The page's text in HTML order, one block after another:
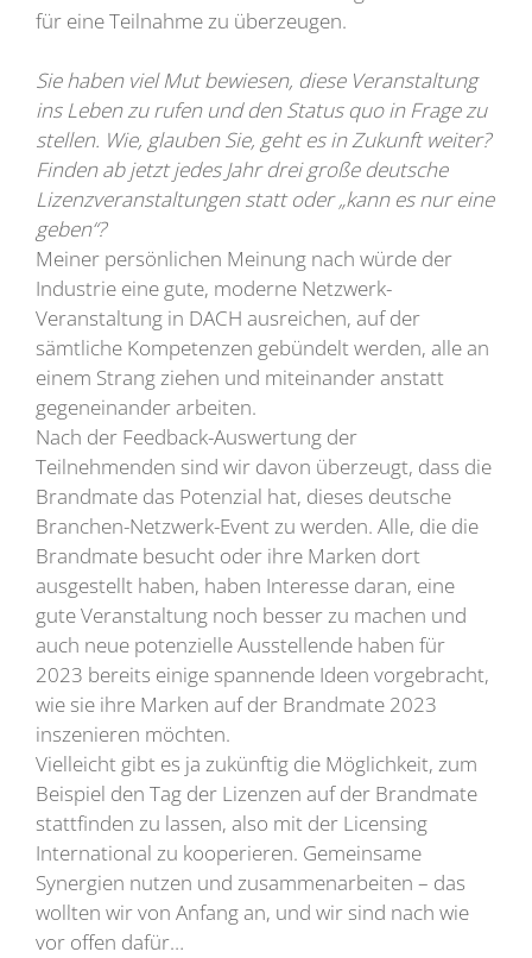
für eine Teilnahme zu überzeugen.
Sie haben viel Mut bewiesen, diese Veranstaltung
ins Leben zu rufen und den Status quo in Frage zu
stellen. Wie, glauben Sie, geht es in Zukunft weiter?
Finden ab jetzt jedes Jahr drei große deutsche
Lizenzveranstaltungen statt oder „kann es nur eine
geben“?
Meiner persönlichen Meinung nach würde der
Industrie eine gute, moderne Netzwerk-
Veranstaltung in DACH ausreichen, auf der
sämtliche Kompetenzen gebündelt werden, alle an
einem Strang ziehen und miteinander anstatt
gegeneinander arbeiten.
Nach der Feedback-Auswertung der
Teilnehmenden sind wir davon überzeugt, dass die
Brandmate das Potenzial hat, dieses deutsche
Branchen-Netzwerk-Event zu werden. Alle, die die
Brandmate besucht oder ihre Marken dort
ausgestellt haben, haben Interesse daran, eine
gute Veranstaltung noch besser zu machen und
auch neue potenzielle Ausstellende haben für
2023 bereits einige spannende Ideen vorgebracht,
wie sie ihre Marken auf der Brandmate 2023
inszenieren möchten.
Vielleicht gibt es ja zukünftig die Möglichkeit, zum
Beispiel den Tag der Lizenzen auf der Brandmate
stattfinden zu lassen, also mit der Licensing
International zu kooperieren. Gemeinsame
Synergien nutzen und zusammenarbeiten – das
wollten wir von Anfang an, und wir sind nach wie
vor offen dafür…